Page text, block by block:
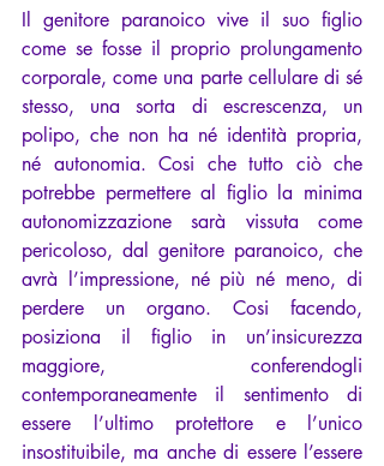
Il genitore paranoico vive il suo figlio
come se fosse il proprio prolungamento
corporale, come una parte cellulare di sé
stesso, una sorta di escrescenza, un
polipo, che non ha né identità propria,
né autonomia. Cosi che tutto ciò che
potrebbe permettere al figlio la minima
autonomizzazione sarà vissuta come
pericoloso, dal genitore paranoico, che
avrà l’impressione, né più né meno, di
perdere un organo. Cosi facendo,
posiziona il figlio in un’insicurezza
maggiore, conferendogli
contemporaneamente il sentimento di
essere l’ultimo protettore e l’unico
insostituibile, ma anche di essere l’essere